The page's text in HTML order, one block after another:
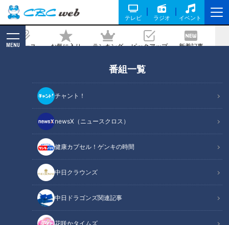
テレビ ラジオ イベント
ニュース お気に入り ランキング ピックアップ 新着記事
MENU
番組一覧
チャント！
newsX（ニュースクロス）
健康カプセル！ゲンキの時間
中日クラウンズ
中日ドラゴンズ関連記事
花咲かタイムズ
2025年2月3日放送
鉄道の忘れ物市で“激安お
宝”ゲット！？人情あふれる
大盛況イベント「覚王山日
泰寺の縁日」へ潜入レポー
チャント！
「チャント！」特集
2025/02/20 06:03